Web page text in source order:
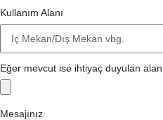
Kullanım Alanı
Eğer mevcut ise ihtiyaç duyulan
Mesajınız